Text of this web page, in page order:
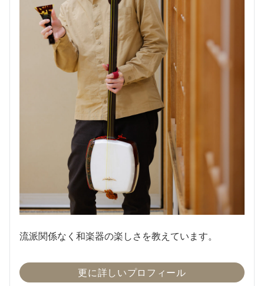
流派関係なく和楽器の楽しさを教えています。
更に詳しいプロフィール